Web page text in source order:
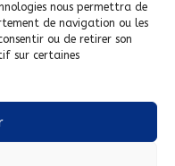
nous permettra de
de navigation ou les
ou de retirer son
sur certaines